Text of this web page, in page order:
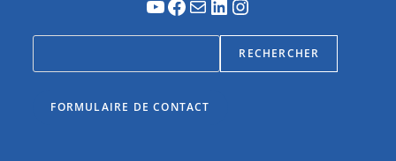
RECHERCHER
FORMULAIRE DE CONTACT